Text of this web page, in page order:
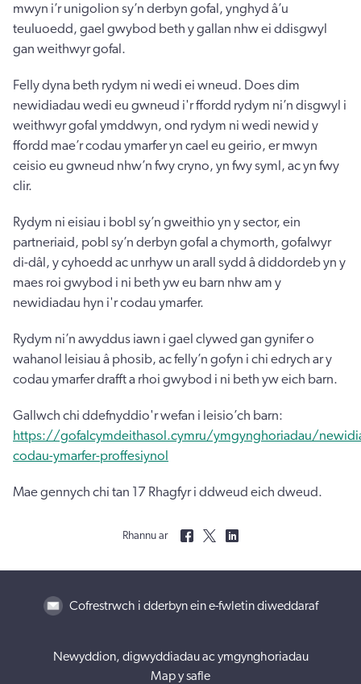
mwyn i’r unigolion sy’n derbyn gofal, ynghyd â’u
teuluoedd, gael gwybod beth y gallan nhw ei ddisgwyl
gan weithwyr gofal.
Felly dyna beth rydym ni wedi ei wneud. Does dim
newidiadau wedi eu gwneud i'r ffordd rydym ni’n disgwyl i
weithwyr gofal ymddwyn, ond rydym ni wedi newid y
ffordd mae’r codau ymarfer yn cael eu geirio, er mwyn
ceisio eu gwneud nhw’n fwy cryno, yn fwy syml, ac yn fwy
clir.
Rydym ni eisiau i bobl sy’n gweithio yn y sector, ein
partneriaid, pobl sy’n derbyn gofal a chymorth, gofalwyr
di-dâl, y cyhoedd ac unrhyw un arall sydd â diddordeb yn y
maes roi gwybod i ni beth yw eu barn nhw am y
newidiadau hyn i'r codau ymarfer.
Rydym ni’n awyddus iawn i gael clywed gan gynifer o
wahanol leisiau â phosib, ac felly’n gofyn i chi edrych ar y
codau ymarfer drafft a rhoi gwybod i ni beth yw eich barn.
Gallwch chi ddefnyddio'r wefan i leisio’ch barn:
https://gofalcymdeithasol.cymru/ymgynghoriadau/
codau-ymarfer-proffesiynol
Mae gennych chi tan 17 Rhagfyr i ddweud eich dweud.
Rhannu ar
Cofrestrwch i dderbyn ein e-fwletin diweddaraf
Newyddion, digwyddiadau ac ymgynghoriadau
Map y safle